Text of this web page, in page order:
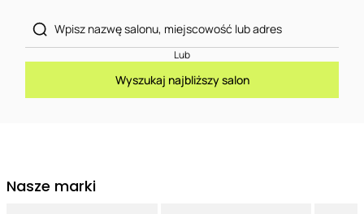
Lub
Wyszukaj najbliższy salon
Nasze marki